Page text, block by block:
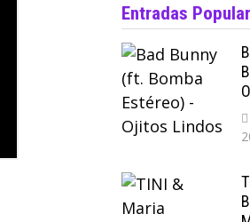
Entradas